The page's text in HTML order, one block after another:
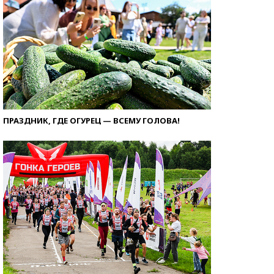
ПРАЗДНИК, ГДЕ ОГУРЕЦ — ВСЕМУ ГОЛОВА!